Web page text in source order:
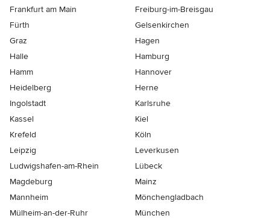
Frankfurt am Main
Freiburg-im-Breisgau
Fürth
Gelsenkirchen
Graz
Hagen
Halle
Hamburg
Hamm
Hannover
Heidelberg
Herne
Ingolstadt
Karlsruhe
Kassel
Kiel
Krefeld
Köln
Leipzig
Leverkusen
Ludwigshafen-am-Rhein
Lübeck
Magdeburg
Mainz
Mannheim
Mönchen­gladbach
Mülheim-an-der-Ruhr
München